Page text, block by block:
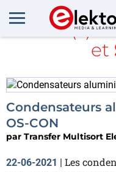
Article(s)
et
Condensateurs
OS-CON
par Transfer Multisort
22-06-2021 | Les